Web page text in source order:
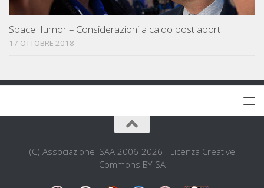
SpaceHumor – Considerazioni a caldo post abort
17 OTTOBRE 2018
(C) Associazione ISAA 2006-2026 - Licenza Creative
Commons BY-SA